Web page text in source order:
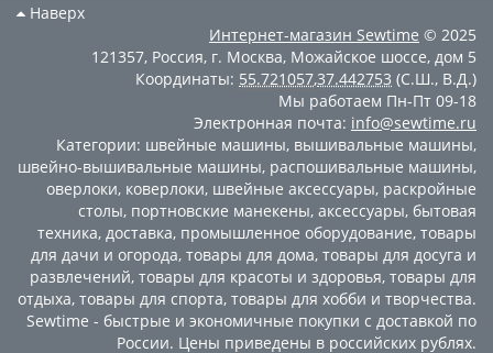
Наверх
Интернет-магазин Sewtime © 2025
121357, Россия, г. Москва, Можайское шоссе, дом 5
Координаты: 55.721057,37.442753 (С.Ш., В.Д.)
Мы работаем Пн-Пт 09-18
Электронная почта: info@sewtime.ru
Категории: швейные машины, вышивальные машины,
швейно-вышивальные машины, распошивальные машины,
оверлоки, коверлоки, швейные аксессуары, раскройные
столы, портновские манекены, аксессуары, бытовая
техника, доставка, промышленное оборудование, товары
для дачи и огорода, товары для дома, товары для досуга и
развлечений, товары для красоты и здоровья, товары для
отдыха, товары для спорта, товары для хобби и творчества.
Sewtime - быстрые и экономичные покупки с доставкой по
России. Цены приведены в российских рублях.